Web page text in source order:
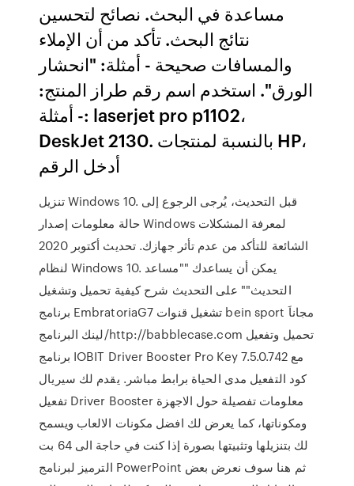
مساعدة في البحث. نصائح لتحسين
نتائج البحث. تأكد من أن الإملاء
والمسافات صحيحة - أمثلة: "انحشار
الورق". استخدم اسم رقم طراز المنتج:
- أمثلة: laserjet pro p1102،
DeskJet 2130. بالنسبة لمنتجات HP،
أدخل الرقم
تنزيل Windows 10. قبل التحديث، يُرجى الرجوع إلى
حالة معلومات إصدار Windows لمعرفة المشكلات
الشائعة للتأكد من عدم تأثر جهازك. تحديث أكتوبر 2020
لنظام Windows 10. يمكن أن يساعدك ""مساعد
التحديث"" على التحديث شرح كيفية تحميل وتشغيل
برنامج EmbratoriaG7 تشغيل قنوات bein sport مجاناَ
لينك البرنامج/http://babblecase.com تحميل وتفعيل
برنامج IOBIT Driver Booster Pro Key 7.5.0.742 مع
كود التفعيل مدى الحياة برابط مباشر. يقدم لك سيريال
تفعيل Driver Booster معلومات تفصيلة حول الاجهزة
ومكوناتها، كما يعرض لك افضل مكونات الالعاب ويسمح
لك بتنزيلها وتثبيتها بصورة إذا كنت في حاجة الى 64 بت
الترميز لبرنامج PowerPoint ثم هنا سوف نعرض بعض